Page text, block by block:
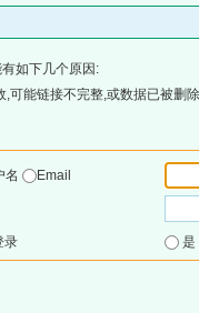
如下几个原因:
可能链接不完整,或数据已被删
名
Email
录